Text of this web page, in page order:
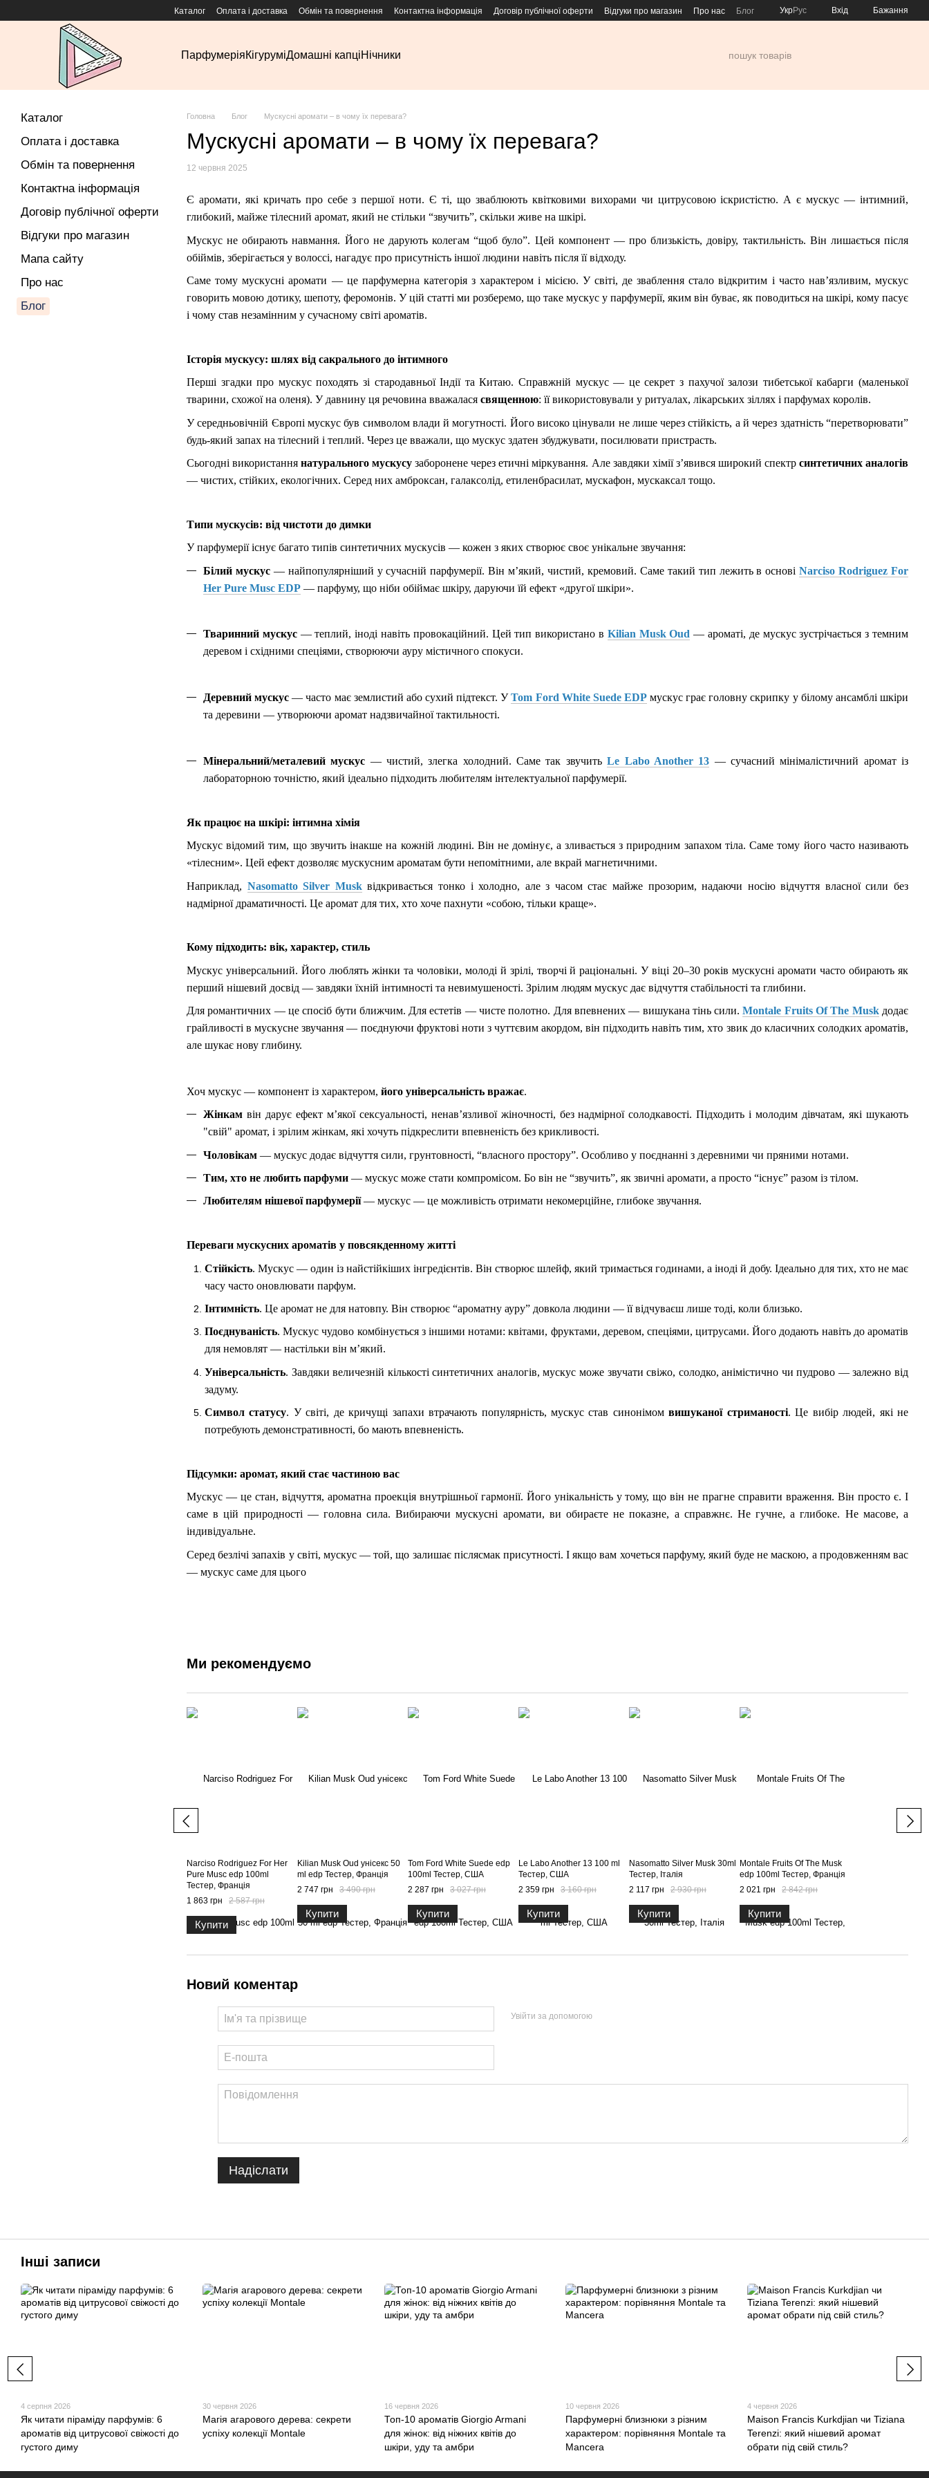
Каталог Оплата і доставка Обмін та повернення Контактна інформація Договір публічної оферти Відгуки про магазин Про нас Блог УкрРус Вхід Бажання
ПарфумеріяКігуруміДомашні капціНічники
Головна Блог Мускусні аромати – в чому їх перевага?
Мускусні аромати – в чому їх перевага?
12 червня 2025
Є аромати, які кричать про себе з першої ноти. Є ті, що зваблюють квітковими вихорами чи цитрусовою іскристістю. А є мускус — інтимний,
глибокий, майже тілесний аромат, який не стільки “звучить”, скільки живе на шкірі.
Мускус не обирають навмання. Його не дарують колегам “щоб було”. Цей компонент — про близькість, довіру, тактильність. Він лишається після
обіймів, зберігається у волоссі, нагадує про присутність іншої людини навіть після її відходу.
Саме тому мускусні аромати — це парфумерна категорія з характером і місією. У світі, де зваблення стало відкритим і часто нав’язливим, мускус
говорить мовою дотику, шепоту, феромонів. У цій статті ми розберемо, що таке мускус у парфумерії, яким він буває, як поводиться на шкірі, кому пасує
і чому став незамінним у сучасному світі ароматів.
Історія мускусу: шлях від сакрального до інтимного
Перші згадки про мускус походять зі стародавньої Індії та Китаю. Справжній мускус — це секрет з пахучої залози тибетської кабарги (маленької
тварини, схожої на оленя). У давнину ця речовина вважалася священною: її використовували у ритуалах, лікарських зіллях і парфумах королів.
У середньовічній Європі мускус був символом влади й могутності. Його високо цінували не лише через стійкість, а й через здатність “перетворювати”
будь-який запах на тілесний і теплий. Через це вважали, що мускус здатен збуджувати, посилювати пристрасть.
Сьогодні використаннянатурального мускусу заборонене через етичні міркування. Але завдяки хімії з’явився широкий спектр синтетичних аналогів
— чистих, стійких, екологічних. Серед них амброксан, галаксолід, етиленбрасилат, мускафон, мускаксал тощо.
Типи мускусів: від чистоти до димки
У парфумерії існує багато типів синтетичних мускусів — кожен з яких створює своє унікальне звучання:
Білий мускус— найпопулярніший у сучасній парфумерії. Він м’який, чистий, кремовий. Саме такий тип лежить в основіNarciso Rodriguez For
Her Pure Musc EDP — парфуму, що ніби обіймає шкіру, даруючи їй ефект «другої шкіри».
Тваринний мускус— теплий, іноді навіть провокаційний. Цей тип використано в Kilian Musk Oud — ароматі, де мускус зустрічається з темним
деревом і східними спеціями, створюючи ауру містичного спокуси.
Деревний мускус — часто має землистий або сухий підтекст. УTom Ford White Suede EDPмускус грає головну скрипку у білому ансамблі шкіри
та деревини — утворюючи аромат надзвичайної тактильності.
Мінеральний/металевий мускус — чистий, злегка холодний. Саме так звучитьLe Labo Another 13 — сучасний мінімалістичний аромат із
лабораторною точністю, який ідеально підходить любителям інтелектуальної парфумерії.
Як працює на шкірі: інтимна хімія
Мускус відомий тим, що звучить інакше на кожній людині. Він не домінує, а зливається з природним запахом тіла. Саме тому його часто називають
«тілесним». Цей ефект дозволяє мускусним ароматам бути непомітними, але вкрай магнетичними.
Наприклад, Nasomatto Silver Muskвідкривається тонко і холодно, але з часом стає майже прозорим, надаючи носію відчуття власної сили без
надмірної драматичності. Це аромат для тих, хто хоче пахнути «собою, тільки краще».
Кому підходить: вік, характер, стиль
Мускус універсальний. Його люблять жінки та чоловіки, молоді й зрілі, творчі й раціональні. У віці 20–30 років мускусні аромати часто обирають як
перший нішевий досвід — завдяки їхній інтимності та невимушеності. Зрілим людям мускус дає відчуття стабільності та глибини.
Для романтичних — це спосіб бути ближчим. Для естетів — чисте полотно. Для впевнених — вишукана тінь сили.Montale Fruits Of The Muskдодає
грайливості в мускусне звучання — поєднуючи фруктові ноти з чуттєвим акордом, він підходить навіть тим, хто звик до класичних солодких ароматів,
але шукає нову глибину.
Хоч мускус — компонент із характером, його універсальність вражає.
Жінкам він дарує ефект м’якої сексуальності, ненав’язливої жіночності, без надмірної солодкавості. Підходить і молодим дівчатам, які шукають
"свій" аромат, і зрілим жінкам, які хочуть підкреслити впевненість без крикливості.
Чоловікам — мускус додає відчуття сили, грунтовності, “власного простору”. Особливо у поєднанні з деревними чи пряними нотами.
Тим, хто не любить парфуми — мускус може стати компромісом. Бо він не “звучить”, як звичні аромати, а просто “існує” разом із тілом.
Любителям нішевої парфумерії— мускус — це можливість отримати некомерційне, глибоке звучання.
Переваги мускусних ароматів у повсякденному житті
Стійкість. Мускус — один із найстійкіших інгредієнтів. Він створює шлейф, який тримається годинами, а іноді й добу. Ідеально для тих, хто не має
часу часто оновлювати парфум.
Інтимність. Це аромат не для натовпу. Він створює “ароматну ауру” довкола людини — її відчуваєш лише тоді, коли близько.
Поєднуваність. Мускус чудово комбінується з іншими нотами: квітами, фруктами, деревом, спеціями, цитрусами. Його додають навіть до ароматів
для немовлят — настільки він м’який.
Універсальність. Завдяки величезній кількості синтетичних аналогів, мускус може звучати свіжо, солодко, анімістично чи пудрово — залежно від
задуму.
Символ статусу. У світі, де кричущі запахи втрачають популярність, мускус став синонімомвишуканої стриманості. Це вибір людей, які не
потребують демонстративності, бо мають впевненість.
Підсумки: аромат, який стає частиною вас
Мускус — це стан, відчуття, ароматна проекція внутрішньої гармонії. Його унікальність у тому, що він не прагне справити враження. Він просто є. І
саме в цій природності — головна сила. Вибираючи мускусні аромати, ви обираєте не показне, а справжнє. Не гучне, а глибоке. Не масове, а
індивідуальне.
Серед безлічі запахів у світі, мускус — той, що залишає післясмак присутності. І якщо вам хочеться парфуму, який буде не маскою, а продовженням вас
— мускус саме для цього
Ми рекомендуємо
Narciso Rodriguez For Her
Pure Musc edp 100ml
Тестер, Франція
1 863 грн
2 587 грн
Купити
Kilian Musk Oud унісекс 50
ml edp Тестер, Франція
2 747 грн
3 490 грн
Купити
Tom Ford White Suede edp
100ml Тестер, США
2 287 грн
3 027 грн
Купити
Le Labo Another 13 100 ml
Тестер, США
2 359 грн
3 160 грн
Купити
Nasomatto Silver Musk 30ml
Тестер, Італія
2 117 грн
2 930 грн
Купити
Montale Fruits Of The Musk
edp 100ml Тестер, Франція
2 021 грн
2 842 грн
Купити
Новий коментар
Увійти за допомогою
Надіслати
Каталог
Оплата і доставка
Обмін та повернення
Контактна інформація
Договір публічної оферти
Відгуки про магазин
Мапа сайту
Про нас
Блог
Інші записи
4 серпня 2026
Як читати піраміду парфумів: 6
ароматів від цитрусової свіжості до
густого диму
30 червня 2026
Магія агарового дерева: секрети
успіху колекції Montale
16 червня 2026
Топ-10 ароматів Giorgio Armani
для жінок: від ніжних квітів до
шкіри, уду та амбри
10 червня 2026
Парфумерні близнюки з різним
характером: порівняння Montale та
Mancera
4 червня 2026
Maison Francis Kurkdjian чи Tiziana
Terenzi: який нішевий аромат
обрати під свій стиль?